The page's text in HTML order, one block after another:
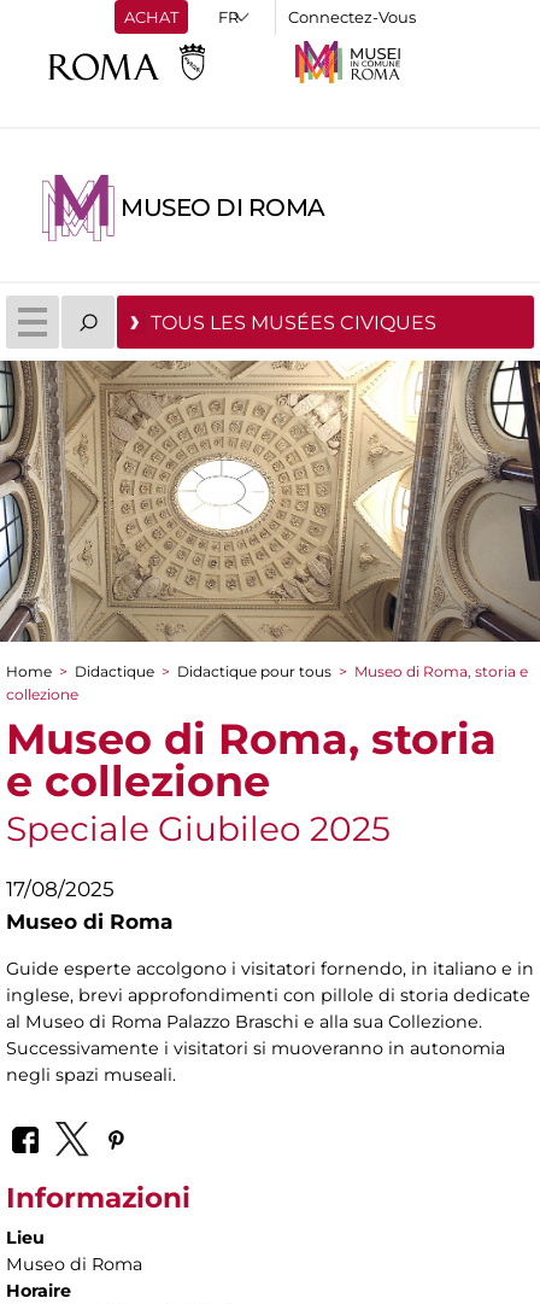
ACHAT Connectez-Vous
MUSEO DI ROMA
TOUS LES MUSÉES CIVIQUES
You are here
Home > Didactique > Didactique pour tous > Museo di Roma, storia e
collezione
Museo di Roma, storia
e collezione
Speciale Giubileo 2025
17/08/2025
Museo di Roma
Guide esperte accolgono i visitatori fornendo, in italiano e in
inglese, brevi approfondimenti con pillole di storia dedicate
al Museo di Roma Palazzo Braschi e alla sua Collezione.
Successivamente i visitatori si muoveranno in autonomia
negli spazi museali.
Informazioni
Lieu
Museo di Roma
Horaire